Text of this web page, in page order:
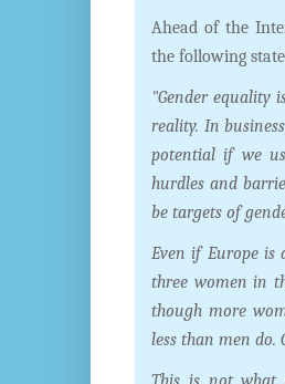
Ahead of the
the following
"Gender equality
reality. In
potential if we
hurdles and
be targets of
Even if Europe is
three women in
though more
less than men do.